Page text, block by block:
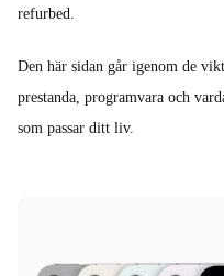
refurbed.
Den här sidan går igenom de
prestanda, programvara och
som passar ditt liv.